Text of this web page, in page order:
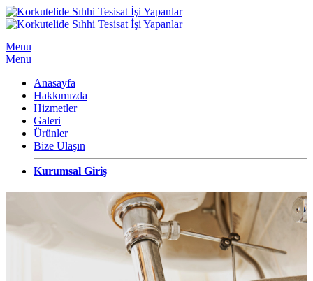
Menu
Menu
Anasayfa
Hakkımızda
Hizmetler
Galeri
Ürünler
Bize Ulaşın
Kurumsal Giriş